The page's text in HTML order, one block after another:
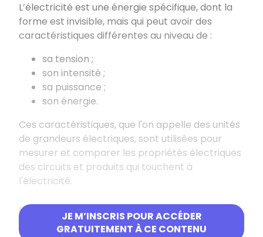
JE M’INSCRIS POUR ACCÉDER
GRATUITEMENT À CE CONTENU
L’électricité est une énergie spécifique, dont la
forme est invisible, mais qui peut avoir des
caractéristiques différentes au niveau de :
sa tension ;
son intensité ;
sa puissance ;
son énergie.
Ces caractéristiques, que l'on appelle des unités
de grandeurs électriques, sont utilisées pour
mesurer et comparer les propriétés électriques
des circuits et produits qui touchent à
l'électricité.
Grandeurs électriques à connaître